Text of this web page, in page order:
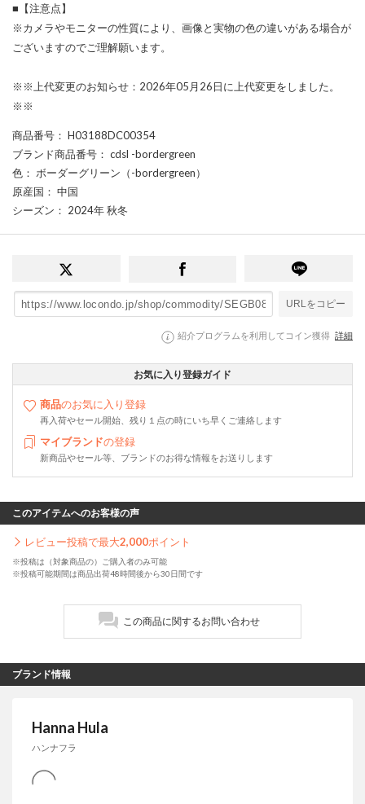
■【注意点】
※カメラやモニターの性質により、画像と実物の色の違いがある場合が
ございますのでご理解願います。
※※上代変更のお知らせ：2026年05月26日に上代変更をしました。
※※
商品番号 ： H03188DC00354
ブランド商品番号 ： cdsl -bordergreen
色 ： ボーダーグリーン（-bordergreen）
原産国 ： 中国
シーズン ： 2024年 秋冬
URLをコピー
紹介プログラムを利用してコイン獲得 詳細
お気に入り登録ガイド
商品のお気に入り登録
再入荷やセール開始、残り１点の時にいち早くご連絡します
マイブランドの登録
新商品やセール等、ブランドのお得な情報をお送りします
このアイテムへのお客様の声
レビュー投稿で最大2,000ポイント
※投稿は（対象商品の）ご購入者のみ可能
※投稿可能期間は商品出荷48時間後から30日間です
この商品に関するお問い合わせ
ブランド情報
Hanna Hula
ハンナフラ